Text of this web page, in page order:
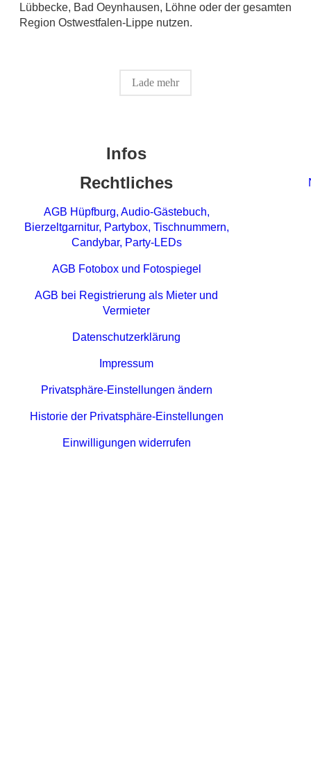
Lübbecke, Bad Oeynhausen, Löhne oder der gesamten
Region Ostwestfalen-Lippe nutzen.
Lade mehr
Infos
Rechtliches
AGB Hüpfburg, Audio-Gästebuch,
Bierzeltgarnitur, Partybox, Tischnummern,
Candybar, Party-LEDs
AGB Fotobox und Fotospiegel
AGB bei Registrierung als Mieter und
Vermieter
Datenschutzerklärung
Impressum
Privatsphäre-Einstellungen ändern
Historie der Privatsphäre-Einstellungen
Einwilligungen widerrufen